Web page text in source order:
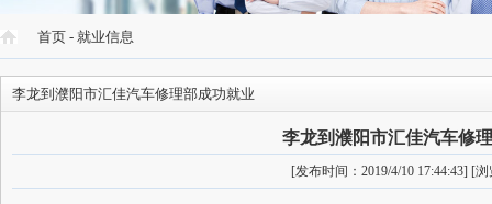
首页 - 就业信息
李龙到濮阳市汇佳汽车修理部成功就业
李龙到濮阳市汇佳汽车修
[发布时间：2019/4/10 17:44:43] [